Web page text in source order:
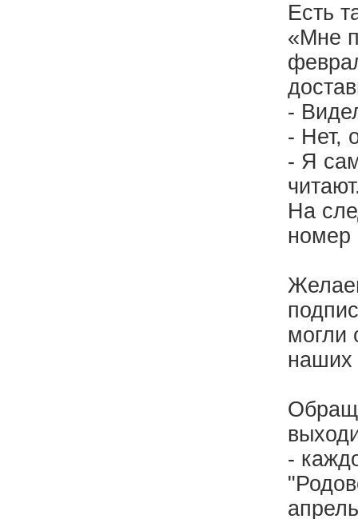
Есть
«Мне
-
- Нет,
- Я
На
номер
могли
наших
-